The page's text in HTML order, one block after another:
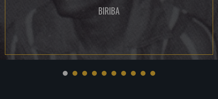
BIRIBA